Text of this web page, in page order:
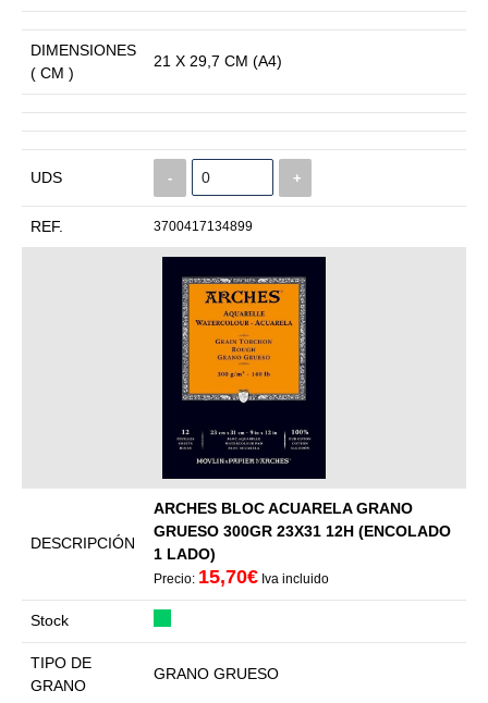
DIMENSIONES
( CM )
21 X 29,7 CM (A4)
UDS - +
REF. 3700417134899
DESCRIPCIÓN
ARCHES BLOC ACUARELA GRANO
GRUESO 300GR 23X31 12H (ENCOLADO
1 LADO)
Precio: 15,70€ Iva incluido
Stock
TIPO DE
GRANO
GRANO GRUESO